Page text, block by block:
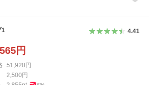
1 4.41
円
51,920 円
2,500 円